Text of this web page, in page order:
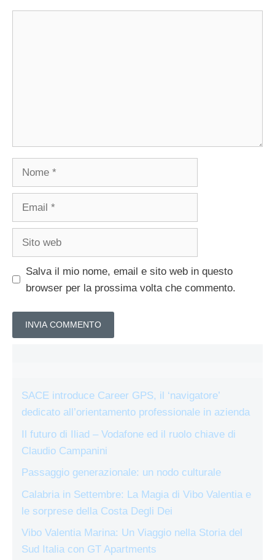
Salva il mio nome, email e sito web in questo
browser per la prossima volta che commento.
SACE introduce Career GPS, il ‘navigatore’
dedicato all’orientamento professionale in azienda
Il futuro di Iliad – Vodafone ed il ruolo chiave di
Claudio Campanini
Passaggio generazionale: un nodo culturale
Calabria in Settembre: La Magia di Vibo Valentia e
le sorprese della Costa Degli Dei
Vibo Valentia Marina: Un Viaggio nella Storia del
Sud Italia con GT Apartments